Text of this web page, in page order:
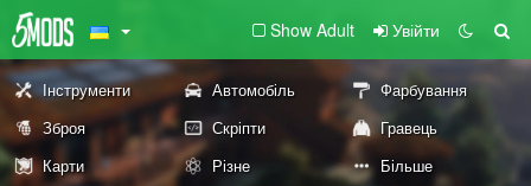
Show Adult Увійти
Інструменти Автомобіль
Фарбування
Зброя
Скріпти
Гравець
Карти
Різне Більше